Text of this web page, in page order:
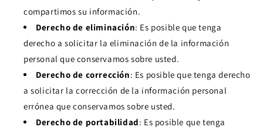
compartimos su información.
Derecho de eliminación: Es posible que tenga
derecho a solicitar la eliminación de la información
personal que conservamos sobre usted.
Derecho de corrección: Es posible que tenga derecho
a solicitar la corrección de la información personal
errónea que conservamos sobre usted.
Derecho de portabilidad: Es posible que tenga